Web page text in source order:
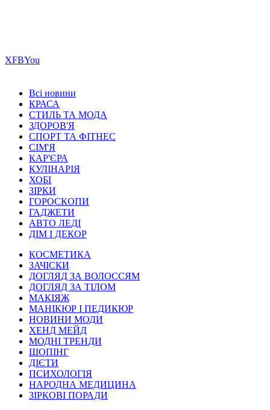
ХFBYou
Всі новини
КРАСА
СТИЛЬ ТА МОДА
ЗДОРОВ'Я
СПОРТ ТА ФІТНЕС
СІМ'Я
КАР'ЄРА
КУЛІНАРІЯ
ХОБІ
ЗІРКИ
ГОРОСКОПИ
ГАДЖЕТИ
АВТО ЛЕДІ
ДІМ І ДЕКОР
КОСМЕТИКА
ЗАЧІСКИ
ДОГЛЯД ЗА ВОЛОССЯМ
ДОГЛЯД ЗА ТІЛОМ
МАКІЯЖ
МАНІКЮР І ПЕДИКЮР
НОВИНИ МОДИ
ХЕНД МЕЙД
МОДНІ ТРЕНДИ
ШОПІНГ
ДІЄТИ
ПСИХОЛОГІЯ
НАРОДНА МЕДИЦИНА
ЗІРКОВІ ПОРАДИ